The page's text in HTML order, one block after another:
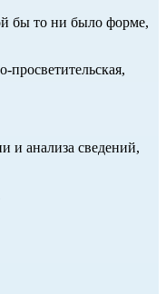
бы то ни было форме,
просветительская,
и анализа сведений,